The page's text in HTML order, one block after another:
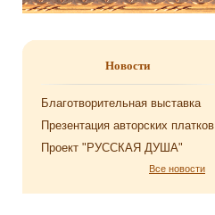
Новости
Благотворительная выставка
Презентация авторских платков
Проект "РУССКАЯ ДУША"
Все новости